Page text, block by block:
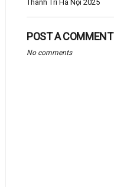
Thanh Trì Hà Nội 2025
POST A COMMENT
No comments